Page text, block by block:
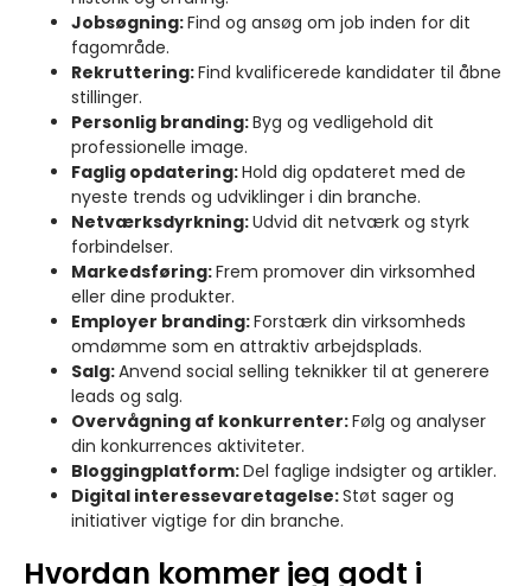
Jobsøgning:Find og ansøg om job inden for dit
fagområde.
Rekruttering:Find kvalificerede kandidater til åbne
stillinger.
Personlig branding:Byg og vedligehold dit
professionelle image.
Faglig opdatering:Hold dig opdateret med de
nyeste trends og udviklinger i din branche.
Netværksdyrkning:Udvid dit netværk og styrk
forbindelser.
Markedsføring:Frem promover din virksomhed
eller dine produkter.
Employer branding:Forstærk din virksomheds
omdømme som en attraktiv arbejdsplads.
Salg:Anvend social selling teknikker til at generere
leads og salg.
Overvågning af konkurrenter:Følg og analyser
din konkurrences aktiviteter.
Bloggingplatform:Del faglige indsigter og artikler.
Digital interessevaretagelse:Støt sager og
initiativer vigtige for din branche.
Hvordan kommer jeg godt i